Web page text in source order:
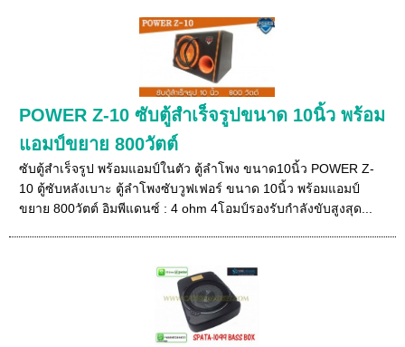
POWER Z-10 ซับตู้สำเร็จรูปขนาด 10นิ้ว พร้อม
แอมป์ขยาย 800วัตต์
ซับตู้สำเร็จรูป พร้อมแอมป์ในตัว ตู้ลำโพง ขนาด10นิ้ว POWER Z-
10 ตู้ซับหลังเบาะ ตู้ลำโพงซับวูฟเฟอร์ ขนาด 10นิ้ว พร้อมแอมป์
ขยาย 800วัตต์ อิมพีแดนซ์ : 4 ohm 4โอมป์รองรับกำลังขับสูงสุด...